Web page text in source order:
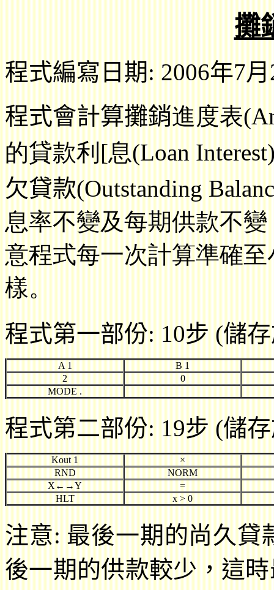
攤
程式編寫日期: 2006年7
程式會計算攤銷進度表
的貸款利[息(Loan
欠貸款(Outstanding
息率不變及每期供款不變
意程式每一次計算準確
樣。
程式第一部份: 10步 (儲
A 1
B 1
2
0
MODE .
程式第二部份: 19步 (儲
Kout 1
×
RND
NORM
X←→Y
=
HLT
x > 0
注意: 最後一期的尚久貸
後一期的供款較少，這